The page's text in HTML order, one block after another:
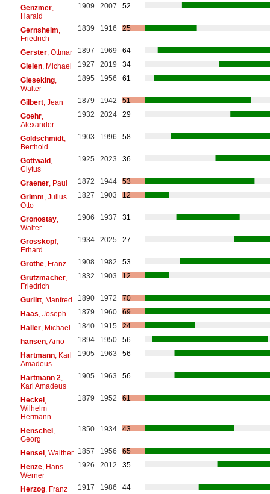
Genzmer,
Harald
1909 2007 52
Gernsheim
Friedrich
1839 1916 25
Gerster, Ottmar 1897 1969
64
Gielen, Michael 1927 2019
34
Gieseking,
Walter
1895 1956 61
Gilbert, Jean 1879 1942
51
Goehr,
Alexander
1932 2024 29
Goldschmidt,
Berthold
1903 1996 58
Gottwald,
Clytus
1925 2023 36
Graener, Paul 1872 1944
53
Grimm , Julius
Otto
1827 1903 12
Gronostay,
Walter
1906 1937 31
Grosskopf,
Erhard
1934 2025 27
Grothe, Franz 1908 1982
53
Grützmacher,
Friedrich
1832 1903 12
Gurlitt, Manfred 1890 1972
70
Haas , Joseph 1879 1960
69
Haller, Michael 1840 1915
24
hansen, Arno 1894 1950
56
Hartmann, Karl
Amadeus
1905 1963 56
Hartmann 2
Karl Amadeus
1905 1963 56
Heckel,
Wilhelm
Hermann
1879 1952 61
Henschel,
Georg
1850 1934 43
Hensel, Walther 1857 1956
65
Henze, Hans
Werner
1926 2012 35
Herzog, Franz 1917 1986
44